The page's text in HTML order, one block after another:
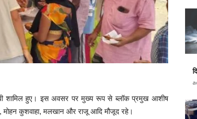
शामिल हुए। इस अवसर पर मुख्य रूप से ब्लॉक प्रमुख आशीष
मोहन कुशवाहा, मलखान और राजू आदि मौजूद रहे।